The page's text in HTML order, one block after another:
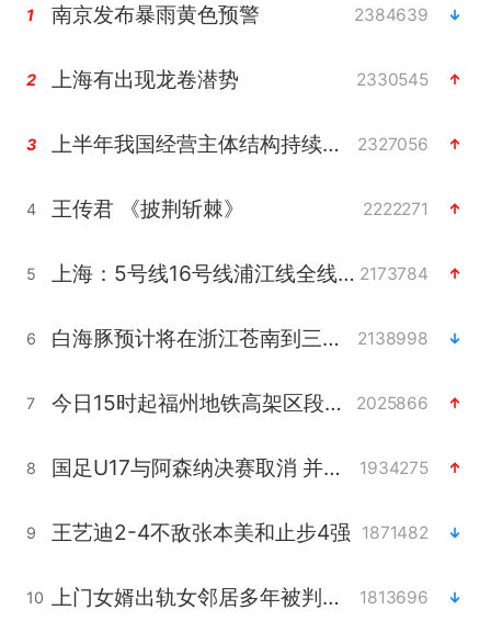
1 南京发布暴雨黄色预警 2384639
2 上海有出现龙卷潜势 2330545
3 上半年我国经营主体结构持续优化 2327056
4 王传君 《披荆斩棘》 2222271
5 上海：5号线16号线浦江线全线停运 2173784
6 白海豚预计将在浙江苍南到三门一带登陆 2138998
7 今日15时起福州地铁高架区段停运 2025866
8 国足U17与阿森纳决赛取消 并列冠军 1934275
9 王艺迪2-4不敌张本美和止步4强 1871482
10 上门女婿出轨女邻居多年被判重婚罪 1813696